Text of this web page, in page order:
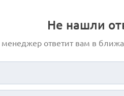
Не нашли
ответит вам в